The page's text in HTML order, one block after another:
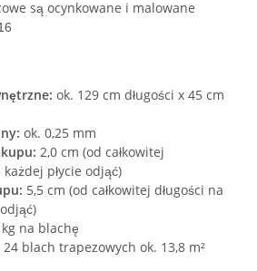
są ocynkowane i malowane
ok. 129 cm długości x 45 cm
ok. 0,25 mm
2,0 cm (od całkowitej
płycie odjąć)
5,5 cm (od całkowitej długości na
na blachę
blach trapezowych ok. 13,8 m²